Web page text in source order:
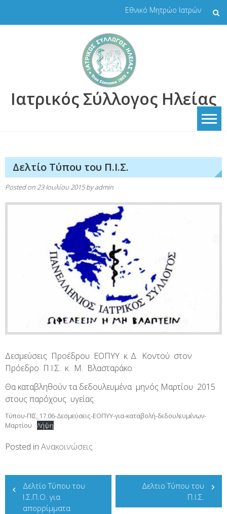
Εθνικό Μητρώο Ιατρών
Ιατρικός Σύλλογος Ηλείας
Δελτίο Τύπου του Π.Ι.Σ.
Posted on 23 Ιουλίου 2015byadmin
Δεσμεύσεις Προέδρου ΕΟΠΥΥ κ. Δ. Κοντού στον
Πρόεδρο Π.Ι.Σ. κ. Μ. Βλασταράκο
Θα καταβληθούν τα δεδουλευμένα μηνός Μαρτίου 2015
στους παρόχους υγείας
Τύπου-ΠΙΣ_17.06-Δεσμεύσεις-ΕΟΠΥΥ-για-καταβολή-δεδουλευμένων-
Μαρτίου
Λήψη
Posted in Ανακοινώσεις
Πλοήγηση
άρθρων
Δελτίο Τύπου του
Ι.Σ.Π.Ο. για
απορρίμματα
Δελτιο Τύπου του
Π.Ι.Σ.